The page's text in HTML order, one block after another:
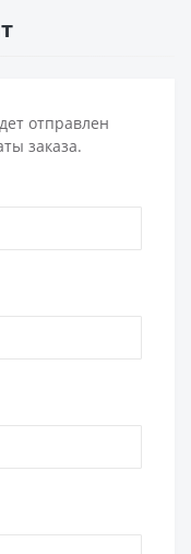
отправлен
заказа.